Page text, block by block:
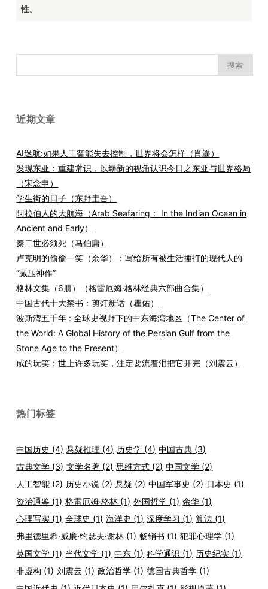
性。
索：
近期文章
AI迷航:如果人工智能失去控制，世界将会怎样（肖遥）
发现东亚：重建常识，以崭新的视角认识今日之东亚与世界格局
（宋念申）
学生街的日子（东野圭吾）
阿拉伯人的大航海（Arab Seafaring： In the Indian Ocean in
Ancient and Early）
秦二世必须死（马伯庸）
卢克明的偷偷一笑（余华）：写给所有被生活捶打的现代人的
“减压神作”
格林文集（6册）（格雷厄姆·格林经典六部曲合集）
中国古代十大禁书：剪灯新话（瞿佑）
波斯湾五千年 : 全球史视野下的中东海湾地区（The Center of
the World: A Global History of the Persian Gulf from the
Stone Age to the Present）
咸的玩笑：世上许多玩笑，注定要流着泪把它开完（刘震云）
热门标签
中国历史 (4) 悬疑推理 (4) 历史学 (4) 中国古典 (3)
古典文学 (3) 文学名著 (2) 思维方式 (2) 中国文学 (2)
人工智能 (2) 历史小说 (2) 悬疑 (2) 中国军事史 (2) 日本史 (1)
资治通鉴 (1) 格雷厄姆·格林 (1) 外国哲学 (1) 余华 (1)
心理写实 (1) 全球史 (1) 海洋史 (1) 深度学习 (1) 算法 (1)
弗里德里希·威廉·约瑟夫·谢林 (1) 畅销书 (1) 犯罪心理学 (1)
英国文学 (1) 当代文学 (1) 中东 (1) 科学通识 (1) 历史纪实 (1)
非虚构 (1) 刘震云 (1) 政治哲学 (1) 德国古典哲学 (1)